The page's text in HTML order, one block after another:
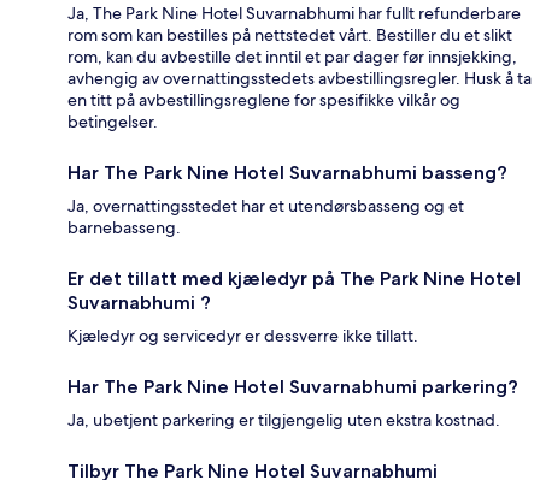
Ja, The Park Nine Hotel Suvarnabhumi har fullt refunderbare
rom som kan bestilles på nettstedet vårt. Bestiller du et slikt
rom, kan du avbestille det inntil et par dager før innsjekking,
avhengig av overnattingsstedets avbestillingsregler. Husk å ta
en titt på avbestillingsreglene for spesifikke vilkår og
betingelser.
Har The Park Nine Hotel Suvarnabhumi basseng?
Ja, overnattingsstedet har et utendørsbasseng og et
barnebasseng.
Er det tillatt med kjæledyr på The Park Nine Hotel
Suvarnabhumi ?
Kjæledyr og servicedyr er dessverre ikke tillatt.
Har The Park Nine Hotel Suvarnabhumi parkering?
Ja, ubetjent parkering er tilgjengelig uten ekstra kostnad.
Tilbyr The Park Nine Hotel Suvarnabhumi